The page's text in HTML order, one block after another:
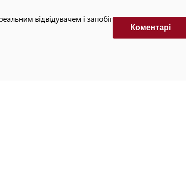
відвідувачем і запобігти автоматизованим
Коментарi